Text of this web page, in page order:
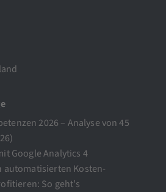
2026 – Analyse von 45
Google Analytics 4
Kosten-
So geht’s